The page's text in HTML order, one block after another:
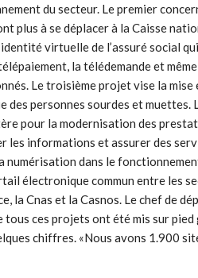
du secteur. Le premier
plus à se déplacer à la Caisse
virtuelle de l’assuré social
la télédemande et
Le troisième projet vise la
personnes sourdes et
pour la modernisation des
informations et assurer des
dans le fonctionnement
électronique commun entre les
Cnas et la Casnos. Le chef de
ces projets ont été mis sur
chiffres. «Nous avons 1.900